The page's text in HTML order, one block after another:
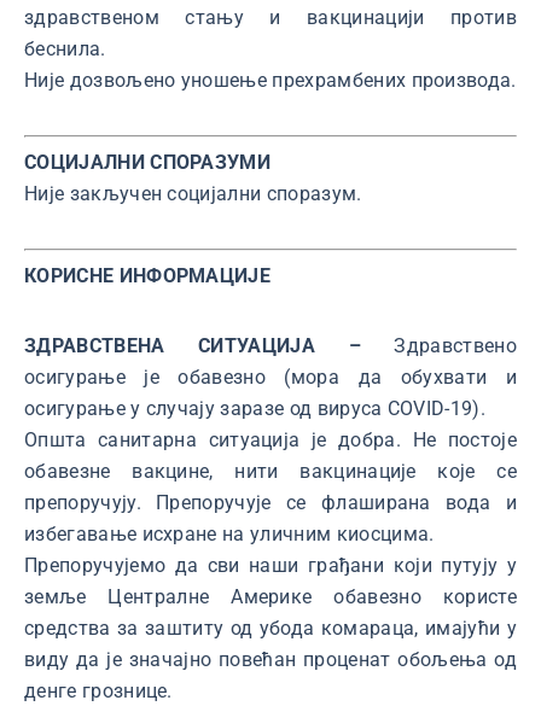
здравственом стању и вакцинацији против
беснила.
Није дозвољено уношење прехрамбених производа.
СОЦИЈАЛНИ СПОРАЗУМИ
Није закључен социјални споразум.
КОРИСНЕ ИНФОРМАЦИЈЕ
ЗДРАВСТВЕНА СИТУАЦИЈА –Здравствено
осигурање је обавезно (мора да обухвати и
осигурање у случају заразе од вируса COVID-19).
Општа санитарна ситуација је добра. Не постоје
обавезне вакцине, нити вакцинације које се
препоручују. Препоручује се флаширана вода и
избегавање исхране на уличним киосцима.
Препоручујемо да сви наши грађани који путују у
земље Централне Америке обавезно користе
средства за заштиту од убода комараца, имајући у
виду да је значајно повећан проценат обољења од
денге грознице.